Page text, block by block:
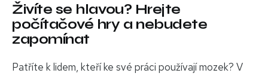
Živíte se hlavou? Hrejte
počítačové hry a nebudete
zapomínat
Patříte k lidem, kteří ke své práci používají mozek? V